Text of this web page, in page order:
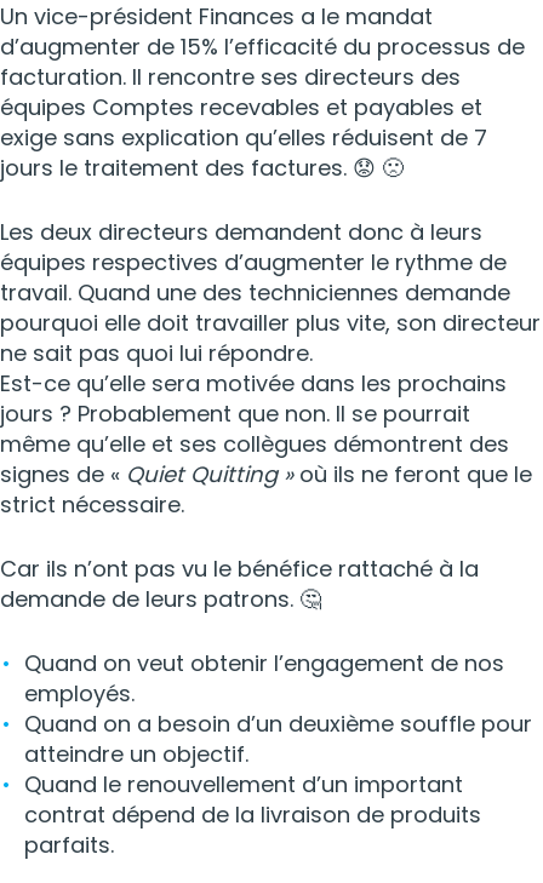
Un vice-président Finances a le mandat
d’augmenter de 15% l’efficacité du processus de
facturation. Il rencontre ses directeurs des
équipes Comptes recevables et payables et
exige sans explication qu’elles réduisent de 7
jours le traitement des factures. 😟 🙁
Les deux directeurs demandent donc à leurs
équipes respectives d’augmenter le rythme de
travail. Quand une des techniciennes demande
pourquoi elle doit travailler plus vite, son directeur
ne sait pas quoi lui répondre.
Est-ce qu’elle sera motivée dans les prochains
jours ? Probablement que non. Il se pourrait
même qu’elle et ses collègues démontrent des
signes de « Quiet Quitting »où ils ne feront que le
strict nécessaire.
Car ils n’ont pas vu le bénéfice rattaché à la
demande de leurs patrons. 🤔
Quand on veut obtenir l’engagement de nos
employés.
Quand on a besoin d’un deuxième souffle pour
atteindre un objectif.
Quand le renouvellement d’un important
contrat dépend de la livraison de produits
parfaits.